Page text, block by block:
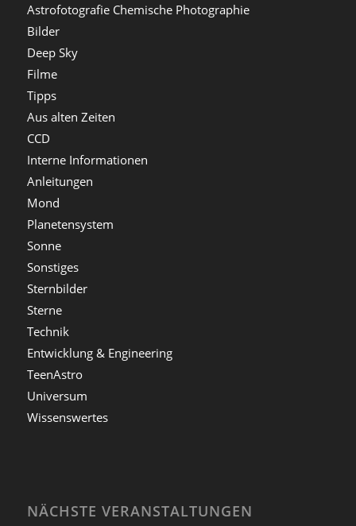
Astrofotografie Chemische Photographie
Bilder
Deep Sky
Filme
Tipps
Aus alten Zeiten
CCD
Interne Informationen
Anleitungen
Mond
Planetensystem
Sonne
Sonstiges
Sternbilder
Sterne
Technik
Entwicklung & Engineering
TeenAstro
Universum
Wissenswertes
NÄCHSTE VERANSTALTUNGEN